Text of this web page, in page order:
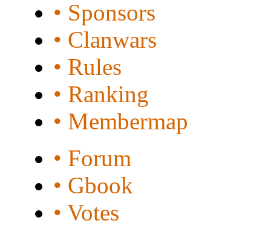
• Sponsors
• Clanwars
• Rules
• Ranking
• Membermap
• Forum
• Gbook
• Votes